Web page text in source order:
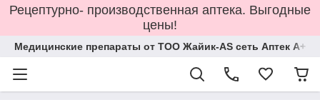
Рецептурно- производственная аптека. Выгодные
цены!
Медицинские препараты от ТОО Жайик-AS сеть Аптек А+